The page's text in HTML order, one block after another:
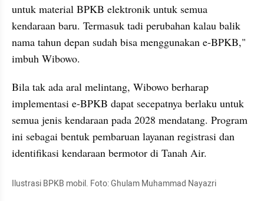
untuk material BPKB elektronik untuk semua
kendaraan baru. Termasuk tadi perubahan kalau balik
nama tahun depan sudah bisa menggunakan e-BPKB,"
imbuh Wibowo.
Bila tak ada aral melintang, Wibowo berharap
implementasi e-BPKB dapat secepatnya berlaku untuk
semua jenis kendaraan pada 2028 mendatang. Program
ini sebagai bentuk pembaruan layanan registrasi dan
identifikasi kendaraan bermotor di Tanah Air.
Ilustrasi BPKB mobil. Foto: Ghulam Muhammad Nayazri